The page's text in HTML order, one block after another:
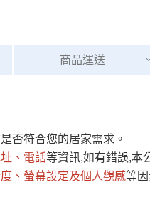
商品運送
是否符合您的居家需求。
、電話等資訊,如有錯誤,本
、螢幕設定及個人觀感等
運 費 說 明
，如有需要購買商品，請
」。
取消訂單。
依評論高至低排列 依評